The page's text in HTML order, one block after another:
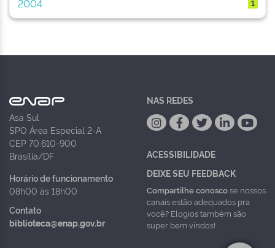
2004
1
Asa Sul
SPO Área Especial 2-A
CEP 70.610-900
Brasília/DF
Horário de funcionamento
08h00 às 18h00
Contato
biblioteca@enap.gov.br
NAS REDES
ACESSIBILIDADE
DEIXE SEU FEEDBACK
Compartilhe conoscose nossos
canais estão adequados pra
você? Elogios também são
super bem vindos!